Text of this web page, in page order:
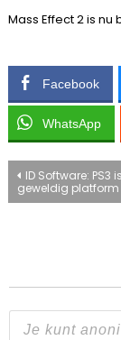
Mass Effect 2 is nu
Facebook
WhatsApp
Bericht
ID Software: PS3
geweldig platform